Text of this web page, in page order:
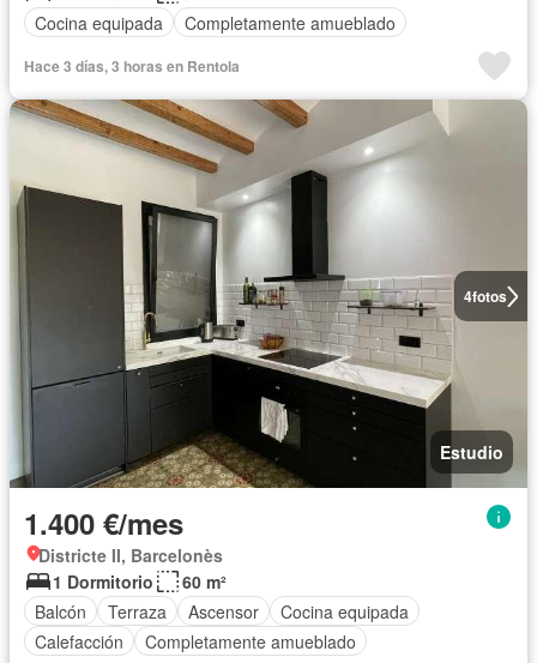
Cocina equipada
Completamente amueblado
Hace 3 días, 3 horas en Rentola
4fotos
Estudio
1.400 €/mes
Districte II, Barcelonès
1 Dormitorio
60 m²
Balcón
Terraza Ascensor
Cocina equipada
Calefacción
Completamente amueblado